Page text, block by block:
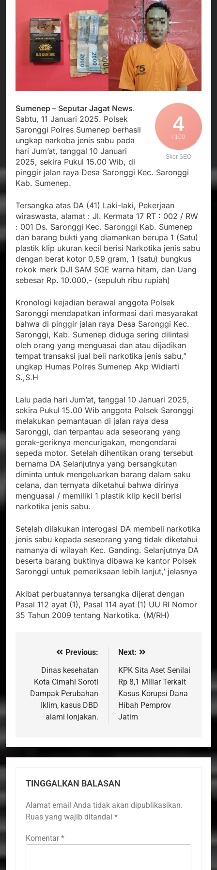
Posko Pusat Tg. Perak
Surabaya
melalui Komite Sekolah,
Disorot karena Dinilai
Bertentangan dengan
Edaran Disdik Jabar
Agustus 4, 2026
Ketua Umum FSP
Maritim Indonesia
Bantah Isu Mogok
Nasional TKBM: “Belum
Ada Keputusan Resmi”
Agustus 3, 2026
Menjalin Harmoni di
Tanah Sukaresmi: Kala
Mina Padi, P2L, dan
Gotong Royong
Menggerakkan Ekonomi
Desa
Agustus 3, 2026
Korban Tenggelam di
Perairan Giligenting
Pastikan Penanganan
Berjalan Sesuai
Prosedur
4
/ 100
Skor SEO
Sumenep – Seputar Jagat News.
Sabtu, 11 Januari 2025. Polsek
Saronggi Polres Sumenep berhasil
ungkap narkoba jenis sabu pada
hari Jum’at, tanggal 10 Januari
2025, sekira Pukul 15.00 Wib, di
pinggir jalan raya Desa Saronggi Kec. Saronggi
Kab. Sumenep.
Tersangka atas DA (41) Laki-laki, Pekerjaan
wiraswasta, alamat : Jl. Kermata 17 RT : 002 / RW
: 001 Ds. Saronggi Kec. Saronggi Kab. Sumenep
dan barang bukti yang diamankan berupa 1 (Satu)
plastik klip ukuran kecil berisi Narkotika jenis sabu
dengan berat kotor 0,59 gram, 1 (satu) bungkus
rokok merk DJI SAM SOE warna hitam, dan Uang
sebesar Rp. 10.000,- (sepuluh ribu rupiah)
Kronologi kejadian berawal anggota Polsek
Saronggi mendapatkan informasi dari masyarakat
bahwa di pinggir jalan raya Desa Saronggi Kec.
Saronggi, Kab. Sumenep diduga sering dilintasi
oleh orang yang menguasai dan atau dijadikan
tempat transaksi jual beli narkotika jenis sabu,”
ungkap Humas Polres Sumenep Akp Widiarti
S.,S.H
Lalu pada hari Jum’at, tanggal 10 Januari 2025,
sekira Pukul 15.00 Wib anggota Polsek Saronggi
melakukan pemantauan di jalan raya desa
Saronggi, dan terpantau ada seseorang yang
gerak-geriknya mencurigakan, mengendarai
sepeda motor. Setelah dihentikan orang tersebut
bernama DA Selanjutnya yang bersangkutan
diminta untuk mengeluarkan barang dalam saku
celana, dan ternyata diketahui bahwa dirinya
menguasai / memiliki 1 plastik klip kecil berisi
narkotika jenis sabu.
Setelah dilakukan interogasi DA membeli narkotika
jenis sabu kepada seseorang yang tidak diketahui
namanya di wilayah Kec. Ganding. Selanjutnya DA
beserta barang buktinya dibawa ke kantor Polsek
Saronggi untuk pemeriksaan lebih lanjut,’ jelasnya
Akibat perbuatannya tersangka dijerat dengan
Pasal 112 ayat (1), Pasal 114 ayat (1) UU RI Nomor
35 Tahun 2009 tentang Narkotika. (M/RH)
Navigasi
pos
Previous:
Dinas kesehatan
Kota Cimahi Soroti
Dampak Perubahan
Iklim, kasus DBD
alami lonjakan.
Next:
KPK Sita Aset Senilai
Rp 8,1 Miliar Terkait
Kasus Korupsi Dana
Hibah Pemprov
Jatim
TINGGALKAN BALASAN
Alamat email Anda tidak akan dipublikasikan.
Ruas yang wajib ditandai *
Komentar *